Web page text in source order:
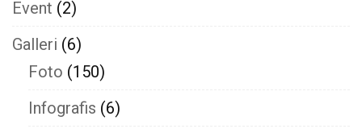
Event (2)
Galleri (6)
Foto (150)
Infografis (6)